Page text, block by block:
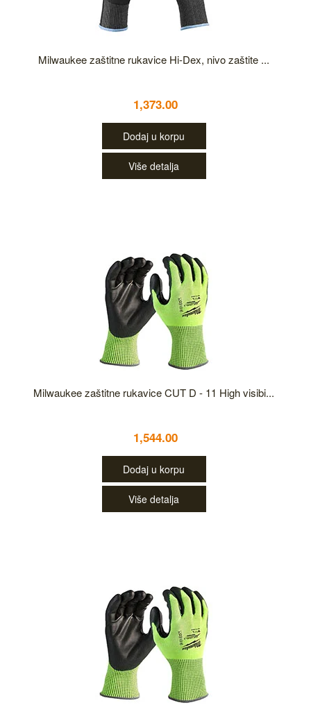
Milwaukee zaštitne rukavice Hi-Dex, nivo zaštite ...
1,373.00
Dodaj u korpu
Više detalja
Milwaukee zaštitne rukavice CUT D - 11 High visibi...
1,544.00
Dodaj u korpu
Više detalja